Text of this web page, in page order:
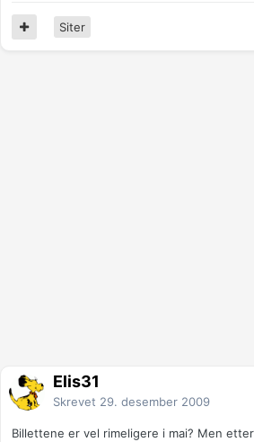
Siter
Elis31
Skrevet 29. desember 2009
Billettene er vel rimeligere i mai? Men